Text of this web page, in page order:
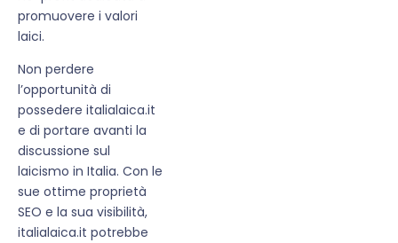
promuovere i valori
laici.
Non perdere
l’opportunità di
possedere italialaica.it
e di portare avanti la
discussione sul
laicismo in Italia. Con le
sue ottime proprietà
SEO e la sua visibilità,
italialaica.it potrebbe